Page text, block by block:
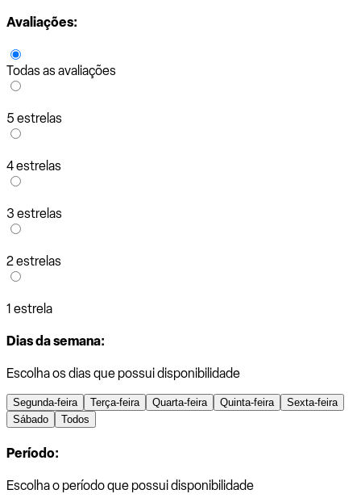
Avaliações:
Todas as avaliações
5 estrelas
4 estrelas
3 estrelas
2 estrelas
1 estrela
Dias da semana:
Escolha os dias que possui disponibilidade
Segunda-feira Terça-feira Quarta-feira Quinta-feira
Sexta-feira
Sábado
Todos
Período:
Escolha o período que possui disponibilidade